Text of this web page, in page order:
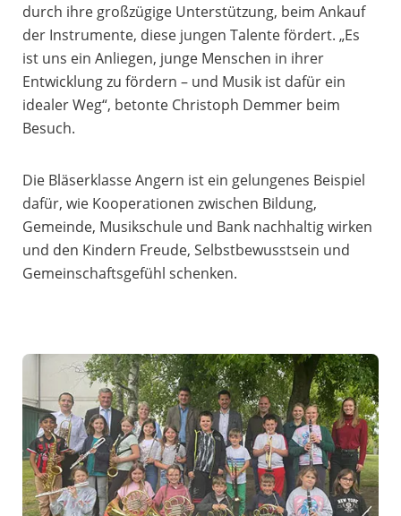
durch ihre großzügige Unterstützung, beim Ankauf
der Instrumente, diese jungen Talente fördert. „Es
ist uns ein Anliegen, junge Menschen in ihrer
Entwicklung zu fördern – und Musik ist dafür ein
idealer Weg“, betonte Christoph Demmer beim
Besuch.
Die Bläserklasse Angern ist ein gelungenes Beispiel
dafür, wie Kooperationen zwischen Bildung,
Gemeinde, Musikschule und Bank nachhaltig wirken
und den Kindern Freude, Selbstbewusstsein und
Gemeinschaftsgefühl schenken.